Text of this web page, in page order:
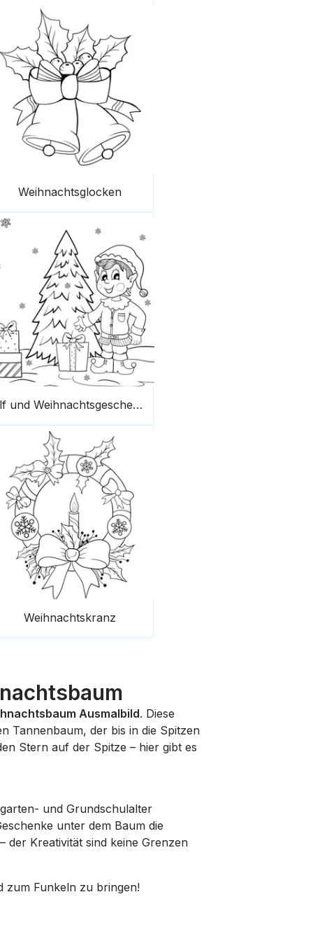
Weihnachtsglocken
Elf und Weihnachtsgeschenke
Weihnachtskranz
Ausmalbild. Diese
Tannenbaum, der bis in die Spitzen
Stern auf der Spitze – hier gibt es
und Grundschulalter
unter dem Baum die
der Kreativität sind keine Grenzen
zum Funkeln zu bringen!